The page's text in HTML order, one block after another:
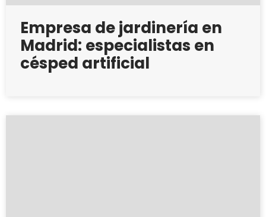
Empresa de jardinería en
Madrid: especialistas en
césped artificial